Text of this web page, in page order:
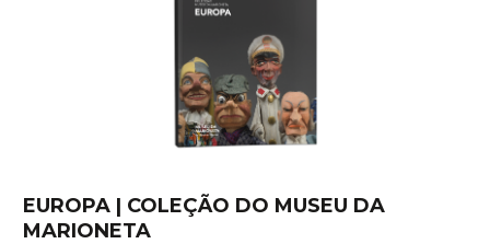
EUROPA | COLEÇÃO DO MUSEU DA
MARIONETA